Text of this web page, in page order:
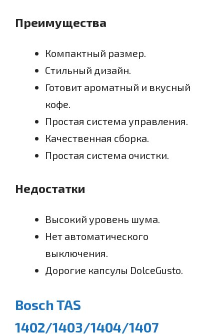
Преимущества
Компактный размер.
Стильный дизайн.
Готовит ароматный и вкусный
кофе.
Простая система управления.
Качественная сборка.
Простая система очистки.
Недостатки
Высокий уровень шума.
Нет автоматического
выключения.
Дорогие капсулы DolceGusto.
Bosch TAS
1402/1403/1404/1407